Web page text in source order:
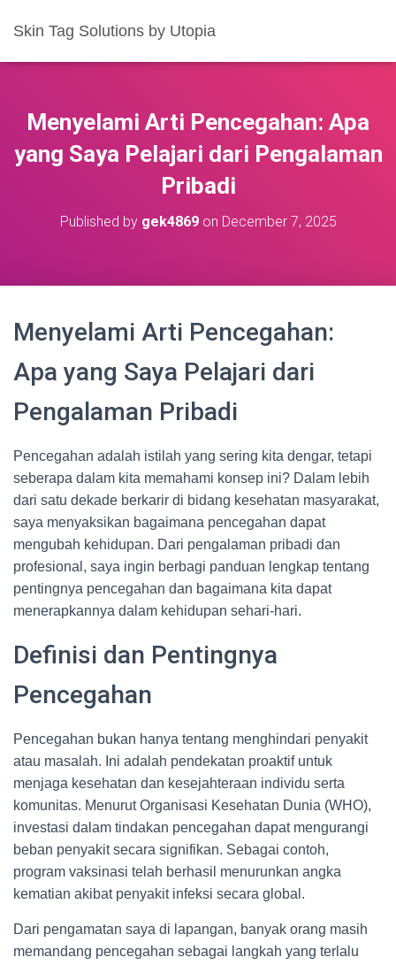
Skin Tag Solutions by Utopia
Menyelami Arti Pencegahan: Apa
yang Saya Pelajari dari Pengalaman
Pribadi
Published by gek4869on December 7, 2025
Menyelami Arti Pencegahan:
Apa yang Saya Pelajari dari
Pengalaman Pribadi
Pencegahan adalah istilah yang sering kita dengar, tetapi
seberapa dalam kita memahami konsep ini? Dalam lebih
dari satu dekade berkarir di bidang kesehatan masyarakat,
saya menyaksikan bagaimana pencegahan dapat
mengubah kehidupan. Dari pengalaman pribadi dan
profesional, saya ingin berbagi panduan lengkap tentang
pentingnya pencegahan dan bagaimana kita dapat
menerapkannya dalam kehidupan sehari-hari.
Definisi dan Pentingnya
Pencegahan
Pencegahan bukan hanya tentang menghindari penyakit
atau masalah. Ini adalah pendekatan proaktif untuk
menjaga kesehatan dan kesejahteraan individu serta
komunitas. Menurut Organisasi Kesehatan Dunia (WHO),
investasi dalam tindakan pencegahan dapat mengurangi
beban penyakit secara signifikan. Sebagai contoh,
program vaksinasi telah berhasil menurunkan angka
kematian akibat penyakit infeksi secara global.
Dari pengamatan saya di lapangan, banyak orang masih
memandang pencegahan sebagai langkah yang terlalu